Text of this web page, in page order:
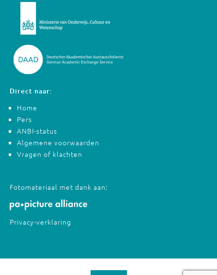
Direct naar:
Home
Pers
ANBI-status
Algemene voorwaarden
Vragen of klachten
Fotomateriaal met dank aan:
Privacy-verklaring